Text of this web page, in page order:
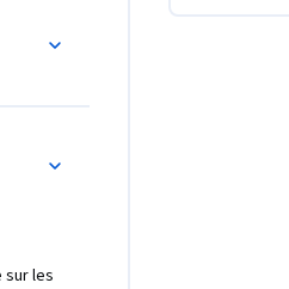
y
en
sur les